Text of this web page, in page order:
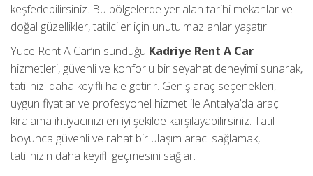
keşfedebilirsiniz. Bu bölgelerde yer alan tarihi mekanlar ve
doğal güzellikler, tatilciler için unutulmaz anlar yaşatır.
Yüce Rent A Car’ın sunduğu Kadriye Rent A Car
hizmetleri, güvenli ve konforlu bir seyahat deneyimi sunarak,
tatilinizi daha keyifli hale getirir. Geniş araç seçenekleri,
uygun fiyatlar ve profesyonel hizmet ile Antalya’da araç
kiralama ihtiyacınızı en iyi şekilde karşılayabilirsiniz. Tatil
boyunca güvenli ve rahat bir ulaşım aracı sağlamak,
tatilinizin daha keyifli geçmesini sağlar.